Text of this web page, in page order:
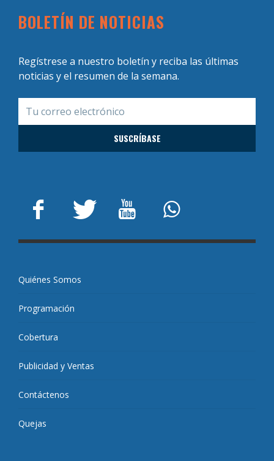
BOLETÍN DE NOTICIAS
Regístrese a nuestro boletín y reciba las últimas
noticias y el resumen de la semana.
Quiénes Somos
Programación
Cobertura
Publicidad y Ventas
Contáctenos
Quejas